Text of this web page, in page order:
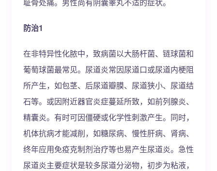
防治1
在非特异性化脓中，致病菌以大肠杆菌、链球菌和
葡萄球菌最常见。尿道炎常因尿道口或尿道内梗阻
所产生，如包茎、后尿道瓣膜、尿道狭小、尿道结
石等。或因附近器官炎症蔓延所致，如前列腺炎、
精囊炎。有时可因僵硬或化学性刺激产生。同时，
机体抗病才能减削，如糖尿病、慢性肝病、肾病、
终年应用免疫克制剂治疗等也易产生尿道炎。急性
尿道炎主要症状是较多尿道分泌物，初步为粘液，